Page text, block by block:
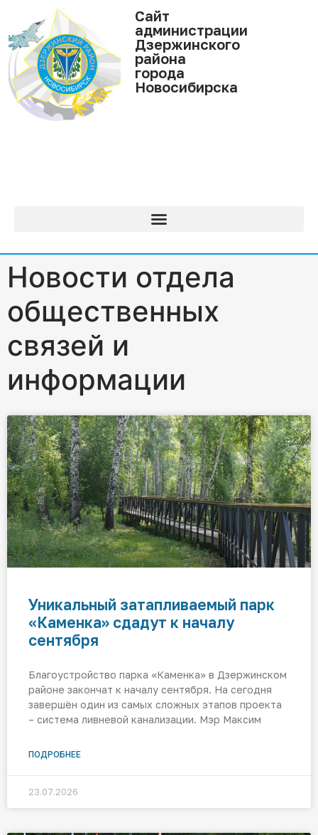
Cайт
администрации
Дзержинского
района
города
Новосибирска
Новости отдела
общественных
связей и
информации
Уникальный затапливаемый парк
«Каменка» сдадут к началу
сентября
Благоустройство парка «Каменка» в Дзержинском
районе закончат к началу сентября. На сегодня
завершён один из самых сложных этапов проекта
– система ливневой канализации. Мэр Максим
ПОДРОБНЕЕ
23.07.2026